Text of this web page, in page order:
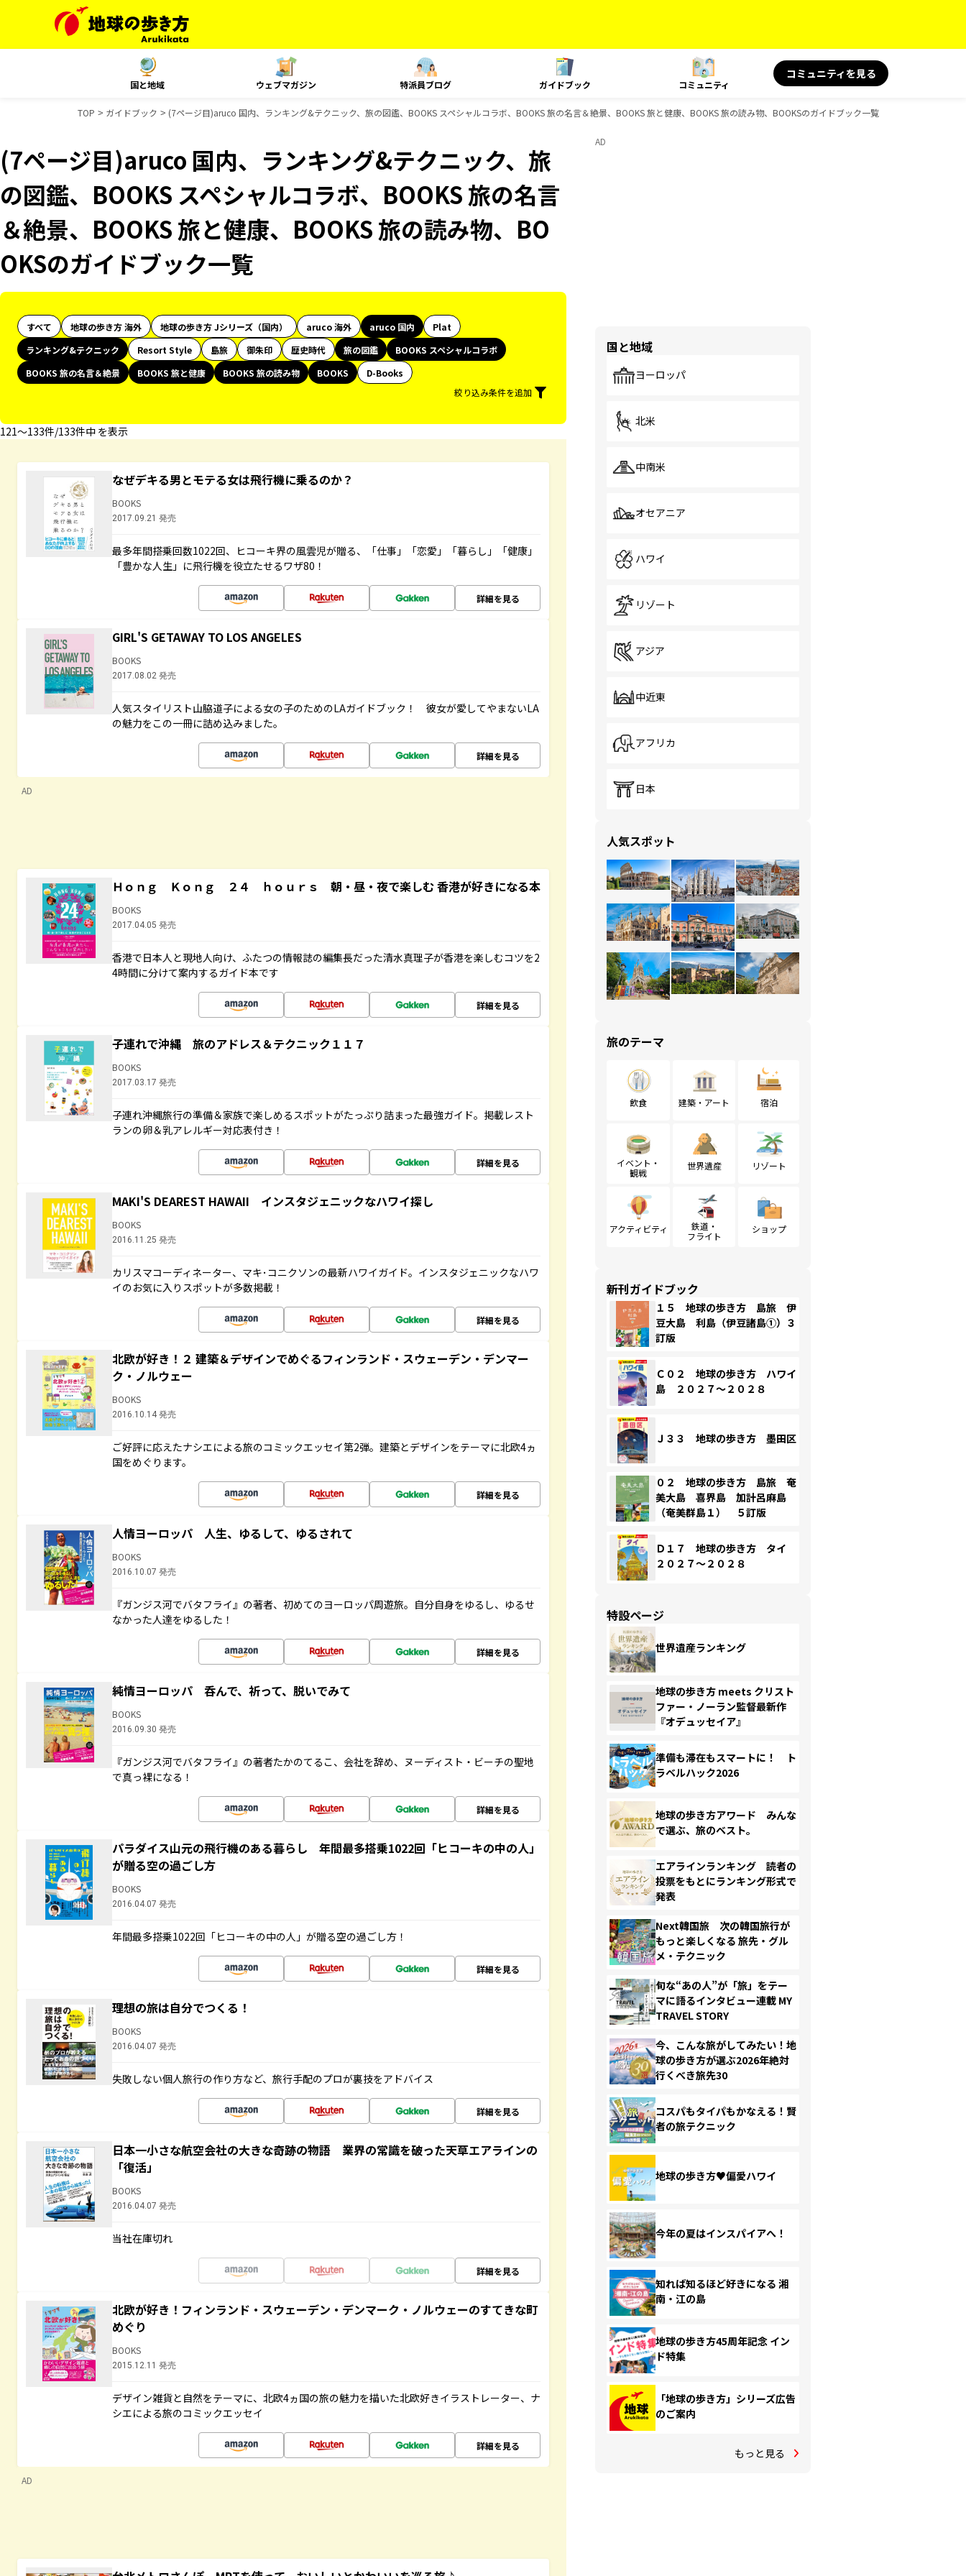
国と地域 ウェブマガジン 特派員ブログ ガイドブック コミュニティ
コミュニティを見る
TOP ガイドブック (7ページ目)aruco 国内、ランキング&テクニック、旅の図鑑、BOOKS スペシャルコラボ、BOOKS 旅の名言＆絶景、BOOKS 旅と健康、BOOKS 旅の読み物、BOOKSのガイドブック一覧
(7ページ目)aruco 国内、ランキング&テクニック、旅
の図鑑、BOOKS スペシャルコラボ、BOOKS 旅の名言
＆絶景、BOOKS 旅と健康、BOOKS 旅の読み物、BO
OKSのガイドブック一覧
すべて 地球の歩き方 海外 地球の歩き方 Jシリーズ（国内） aruco 海外 aruco 国内
Plat
ランキング&テクニック
Resort Style 島旅 御朱印 歴史時代 旅の図鑑
BOOKS スペシャルコラボ
BOOKS 旅の名言＆絶景
BOOKS 旅と健康 BOOKS 旅の読み物 BOOKS
D-Books
絞り込み条件を追加
121〜133件/133件中 を表示
なぜデキる男とモテる女は飛行機に乗るのか？
BOOKS
2017.09.21 発売
最多年間搭乗回数1022回、ヒコーキ界の風雲児が贈る、「仕事」「恋愛」「暮らし」「健康」
「豊かな人生」に飛行機を役立たせるワザ80！
詳細を見る
GIRL'S GETAWAY TO LOS ANGELES
BOOKS
2017.08.02 発売
人気スタイリスト山脇道子による女の子のためのLAガイドブック！ 彼女が愛してやまないLA
の魅力をこの一冊に詰め込みました。
詳細を見る
AD
Ｈｏｎｇ Ｋｏｎｇ ２４ ｈｏｕｒｓ 朝・昼・夜で楽しむ 香港が好きになる本
BOOKS
2017.04.05 発売
香港で日本人と現地人向け、ふたつの情報誌の編集長だった清水真理子が香港を楽しむコツを2
4時間に分けて案内するガイド本です
詳細を見る
子連れで沖縄 旅のアドレス＆テクニック１１７
BOOKS
2017.03.17 発売
子連れ沖縄旅行の準備＆家族で楽しめるスポットがたっぷり詰まった最強ガイド。掲載レスト
ランの卵＆乳アレルギー対応表付き！
詳細を見る
MAKI'S DEAREST HAWAII インスタジェニックなハワイ探し
BOOKS
2016.11.25 発売
カリスマコーディネーター、マキ･コニクソンの最新ハワイガイド。インスタジェニックなハワ
イのお気に入りスポットが多数掲載！
詳細を見る
北欧が好き！２ 建築＆デザインでめぐるフィンランド・スウェーデン・デンマー
ク・ノルウェー
BOOKS
2016.10.14 発売
ご好評に応えたナシエによる旅のコミックエッセイ第2弾。建築とデザインをテーマに北欧4ヵ
国をめぐります。
詳細を見る
人情ヨーロッパ 人生、ゆるして、ゆるされて
BOOKS
2016.10.07 発売
『ガンジス河でバタフライ』の著者、初めてのヨーロッパ周遊旅。自分自身をゆるし、ゆるせ
なかった人達をゆるした！
詳細を見る
純情ヨーロッパ 呑んで、祈って、脱いでみて
BOOKS
2016.09.30 発売
『ガンジス河でバタフライ』の著者たかのてるこ、会社を辞め、ヌーディスト・ビーチの聖地
で真っ裸になる！
詳細を見る
パラダイス山元の飛行機のある暮らし 年間最多搭乗1022回「ヒコーキの中の人」
が贈る空の過ごし方
BOOKS
2016.04.07 発売
年間最多搭乗1022回「ヒコーキの中の人」が贈る空の過ごし方！
詳細を見る
理想の旅は自分でつくる！
BOOKS
2016.04.07 発売
失敗しない個人旅行の作り方など、旅行手配のプロが裏技をアドバイス
詳細を見る
日本一小さな航空会社の大きな奇跡の物語 業界の常識を破った天草エアラインの
「復活」
BOOKS
2016.04.07 発売
当社在庫切れ
詳細を見る
北欧が好き！フィンランド・スウェーデン・デンマーク・ノルウェーのすてきな町
めぐり
BOOKS
2015.12.11 発売
デザイン雑貨と自然をテーマに、北欧4ヵ国の旅の魅力を描いた北欧好きイラストレーター、ナ
シエによる旅のコミックエッセイ
詳細を見る
AD
AD
国と地域
ヨーロッパ
北米
中南米
オセアニア
ハワイ
リゾート
アジア
中近東
アフリカ
日本
人気スポット
旅のテーマ
飲食 建築・アート 宿泊
イベント・
観戦
世界遺産 リゾート
アクティビティ
鉄道・
フライト
ショップ
新刊ガイドブック
１５ 地球の歩き方 島旅 伊
豆大島 利島（伊豆諸島①）３
訂版
Ｃ０２ 地球の歩き方 ハワイ
島 ２０２７～２０２８
Ｊ３３ 地球の歩き方 墨田区
０２ 地球の歩き方 島旅 奄
美大島 喜界島 加計呂麻島
（奄美群島１） ５訂版
Ｄ１７ 地球の歩き方 タイ
２０２７～２０２８
特設ページ
世界遺産ランキング
地球の歩き方 meets クリスト
ファー・ノーラン監督最新作
『オデュッセイア』
準備も滞在もスマートに！ ト
ラベルハック2026
地球の歩き方アワード みんな
で選ぶ、旅のベスト。
エアラインランキング 読者の
投票をもとにランキング形式で
発表
Next韓国旅 次の韓国旅行が
もっと楽しくなる 旅先・グル
メ・テクニック
旬な“あの人”が「旅」をテー
マに語るインタビュー連載 MY
TRAVEL STORY
今、こんな旅がしてみたい！地
球の歩き方が選ぶ2026年絶対
行くべき旅先30
コスパもタイパもかなえる！賢
者の旅テクニック
地球の歩き方♥偏愛ハワイ
今年の夏はインスパイアへ！
知れば知るほど好きになる 湘
南・江の島
地球の歩き方45周年記念 イン
ド特集
「地球の歩き方」シリーズ広告
のご案内
もっと見る